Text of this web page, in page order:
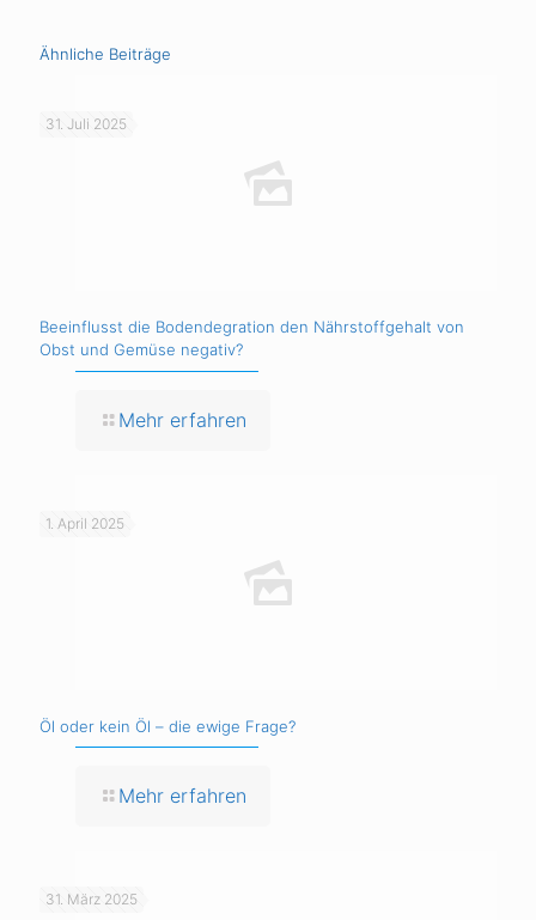
Ähnliche Beiträge
31. Juli 2025
Beeinflusst die Bodendegration den Nährstoffgehalt von
Obst und Gemüse negativ?
Mehr erfahren
1. April 2025
Öl oder kein Öl – die ewige Frage?
Mehr erfahren
31. März 2025